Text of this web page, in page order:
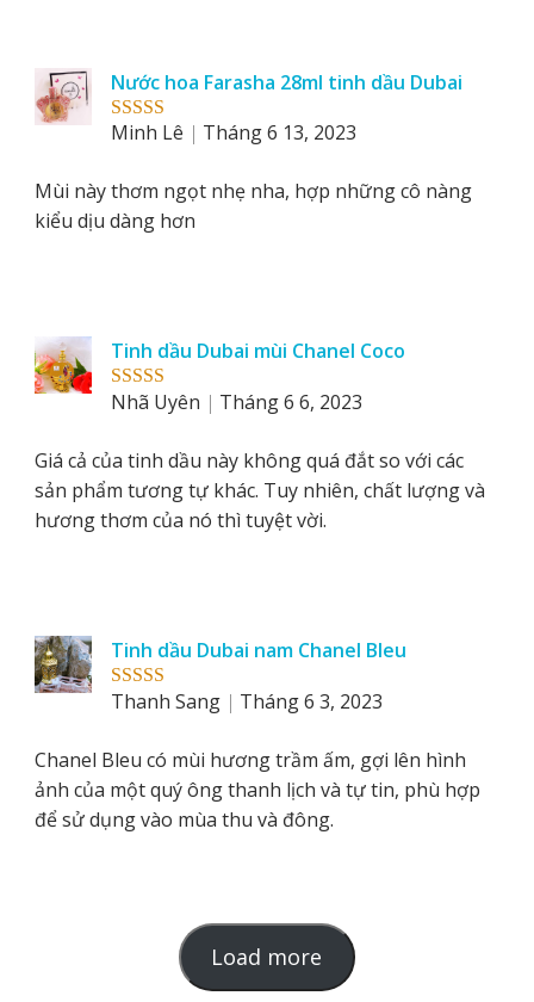
Rated 5out
Nước hoa Farasha 28ml tinh dầu Dubai
Minh Lê
Tháng 6 13, 2023
Mùi này thơm ngọt nhẹ nha, hợp những cô nàng
kiểu dịu dàng hơn
Rated5out
Tinh dầu Dubai mùi Chanel Coco
Nhã Uyên
Tháng 6 6, 2023
Giá cả của tinh dầu này không quá đắt so với các
sản phẩm tương tự khác. Tuy nhiên, chất lượng và
hương thơm của nó thì tuyệt vời.
Rated 5out
Tinh dầu Dubai nam Chanel Bleu
Thanh Sang
Tháng 6 3, 2023
Chanel Bleu có mùi hương trầm ấm, gợi lên hình
ảnh của một quý ông thanh lịch và tự tin, phù hợp
để sử dụng vào mùa thu và đông.
Load more
o